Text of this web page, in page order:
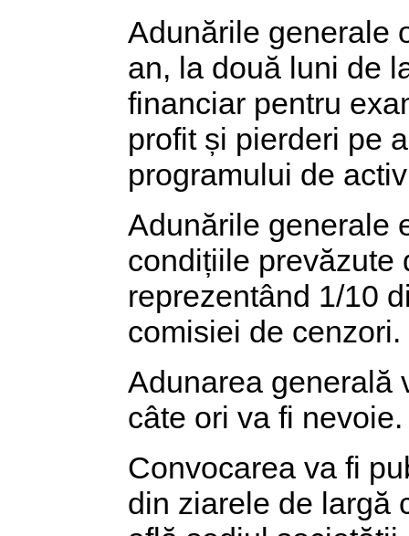
Adunările generale
an, la două luni de
financiar pentru
profit și pierderi pe
programului de
Adunările generale
condițiile prevăzute
reprezentând 1/10
comisiei de cenzori.
Adunarea generală
câte ori va fi nevoie.
Convocarea va fi
din ziarele de largă